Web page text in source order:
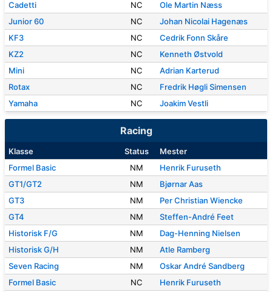
Cadetti
NC
Ole Martin Næss
Junior 60
NC
Johan Nicolai Hagenæs
KF3
NC
Cedrik Fonn Skåre
KZ2
NC
Kenneth Østvold
Mini
NC
Adrian Karterud
Rotax
NC
Fredrik Høgli Simensen
Yamaha
NC Joakim Vestli
Racing
Klasse Status
Mester
Formel Basic
NM
Henrik Furuseth
GT1/GT2
NM
Bjørnar Aas
GT3
NM
Per Christian Wiencke
GT4
NM
Steffen-André Feet
Historisk F/G
NM
Dag-Henning Nielsen
Historisk G/H
NM
Atle Ramberg
Seven Racing
NM
Oskar André Sandberg
Formel Basic
NC
Henrik Furuseth